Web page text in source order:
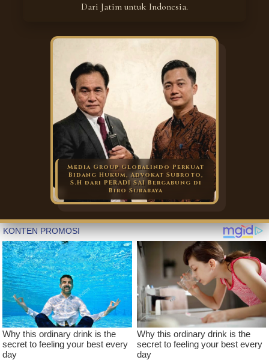
Dari Jatim untuk Indonesia.
Media Group Globalindo Perkuat
Bidang Hukum, Advokat Subroto,
S.H dari PERADI SAI Bergabung di
Biro Surabaya